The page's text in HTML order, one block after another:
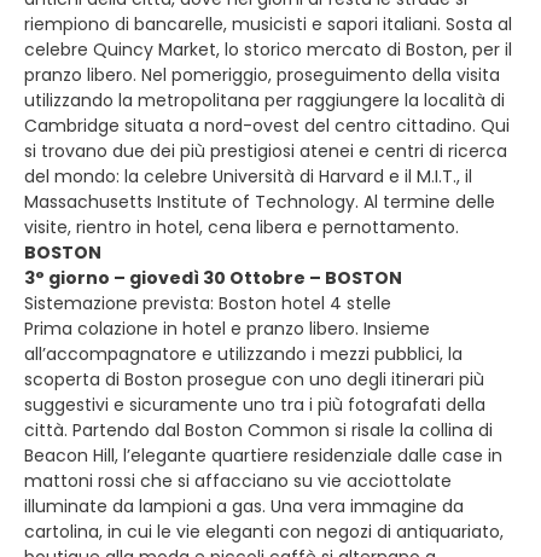
riempiono di bancarelle, musicisti e sapori italiani. Sosta al
celebre Quincy Market, lo storico mercato di Boston, per il
pranzo libero. Nel pomeriggio, proseguimento della visita
utilizzando la metropolitana per raggiungere la località di
Cambridge situata a nord-ovest del centro cittadino. Qui
si trovano due dei più prestigiosi atenei e centri di ricerca
del mondo: la celebre Università di Harvard e il M.I.T., il
Massachusetts Institute of Technology. Al termine delle
visite, rientro in hotel, cena libera e pernottamento.
BOSTON
3° giorno – giovedì 30 Ottobre – BOSTON
Sistemazione prevista: Boston hotel 4 stelle
Prima colazione in hotel e pranzo libero. Insieme
all’accompagnatore e utilizzando i mezzi pubblici, la
scoperta di Boston prosegue con uno degli itinerari più
suggestivi e sicuramente uno tra i più fotografati della
città. Partendo dal Boston Common si risale la collina di
Beacon Hill, l’elegante quartiere residenziale dalle case in
mattoni rossi che si affacciano su vie acciottolate
illuminate da lampioni a gas. Una vera immagine da
cartolina, in cui le vie eleganti con negozi di antiquariato,